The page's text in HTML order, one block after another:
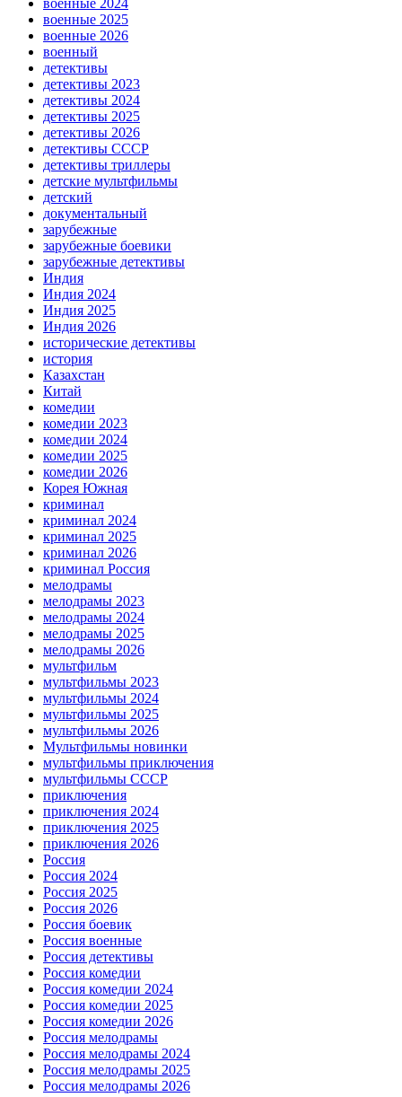
военные 2024
военные 2025
военные 2026
военный
детективы
детективы 2023
детективы 2024
детективы 2025
детективы 2026
детективы СССР
детективы триллеры
детские мультфильмы
детский
документальный
зарубежные
зарубежные боевики
зарубежные детективы
Индия
Индия 2024
Индия 2025
Индия 2026
исторические детективы
история
Казахстан
Китай
комедии
комедии 2023
комедии 2024
комедии 2025
комедии 2026
Корея Южная
криминал
криминал 2024
криминал 2025
криминал 2026
криминал Россия
мелодрамы
мелодрамы 2023
мелодрамы 2024
мелодрамы 2025
мелодрамы 2026
мультфильм
мультфильмы 2023
мультфильмы 2024
мультфильмы 2025
мультфильмы 2026
Мультфильмы новинки
мультфильмы приключения
мультфильмы СССР
приключения
приключения 2024
приключения 2025
приключения 2026
Россия
Россия 2024
Россия 2025
Россия 2026
Россия боевик
Россия военные
Россия детективы
Россия комедии
Россия комедии 2024
Россия комедии 2025
Россия комедии 2026
Россия мелодрамы
Россия мелодрамы 2024
Россия мелодрамы 2025
Россия мелодрамы 2026